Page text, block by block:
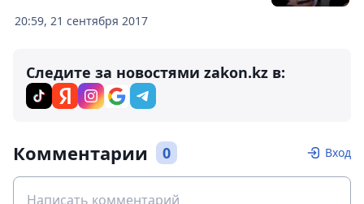
20:59, 21 сентября 2017
Следите за новостями zakon.kz в:
Комментарии 0 Вход